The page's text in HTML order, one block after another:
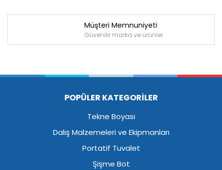
Müşteri Memnuniyeti
Güvenilir marka ve ürünler
POPÜLER KATEGORİLER
Tekne Boyası
Dalış Malzemeleri ve Ekipmanları
Portatif Tuvalet
Şişme Bot